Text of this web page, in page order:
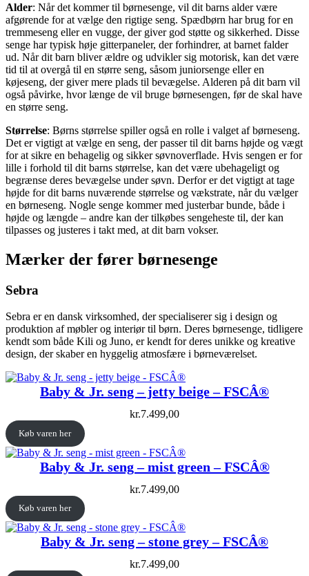
Alder: Når det kommer til børnesenge, vil dit barns alder være
afgørende for at vælge den rigtige seng. Spædbørn har brug for en
tremmeseng eller en vugge, der giver god støtte og sikkerhed. Disse
senge har typisk høje gitterpaneler, der forhindrer, at barnet falder
ud. Når dit barn bliver ældre og udvikler sig motorisk, kan det være
tid til at overgå til en større seng, såsom juniorsenge eller en
køjeseng, der giver mere plads til bevægelse. Alderen på dit barn vil
også påvirke, hvor længe de vil bruge børnesengen, før de skal have
en større seng.
Størrelse: Børns størrelse spiller også en rolle i valget af børneseng.
Det er vigtigt at vælge en seng, der passer til dit barns højde og vægt
for at sikre en behagelig og sikker søvnoverflade. Hvis sengen er for
lille i forhold til dit barns størrelse, kan det være ubehageligt og
begrænse deres bevægelse under søvn. Derfor er det vigtigt at tage
højde for dit barns nuværende størrelse og vækstrate, når du vælger
en børneseng. Nogle senge kommer med justerbar bunde, både i
højde og længde – andre kan der tilkøbes sengeheste til, der kan
tilpasses og justeres i takt med, at dit barn vokser.
Mærker der fører børnesenge
Sebra
Sebra er en dansk virksomhed, der specialiserer sig i design og
produktion af møbler og interiør til børn. Deres børnesenge, tidligere
kendt som både Kili og Juno, er kendt for deres unikke og kreative
design, der skaber en hyggelig atmosfære i børneværelset.
Baby & Jr. seng – jetty beige – FSCÂ®
kr.7.499,00
Køb varen her
Baby & Jr. seng – mist green – FSCÂ®
kr.7.499,00
Køb varen her
Baby & Jr. seng – stone grey – FSCÂ®
kr.7.499,00